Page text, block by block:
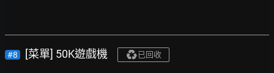
#8 [菜單] 50K遊戲機 已回收